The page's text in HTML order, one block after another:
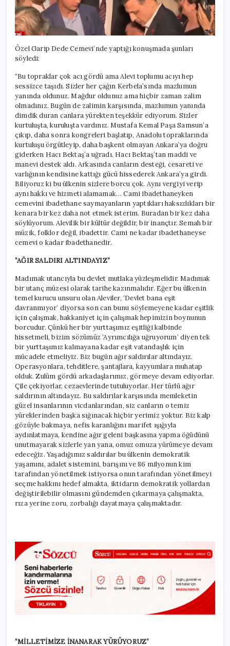
Özel Garip Dede Cemevi’nde yaptığı konuşmada şunları
söyledi:
“Bu topraklar çok acı gördü ama Alevi toplumu acıyı hep
sessizce taşıdı. Sizler her çağın Kerbela’sında mazlumun
yanında oldunuz. Mağdur oldunuz ama hiçbir zaman zalim
olmadınız. Bugün de zalimin karşısında, mazlumun yanında
dimdik duran canlara yürekten teşekkür ediyorum. Sizler
kurtuluşta, kuruluşta vardınız. Mustafa Kemal Paşa Samsun’a
çıkıp, daha sonra kongreleri başlatıp, Anadolu topraklarında
kurtuluşu örgütleyip, daha başkent olmayan Ankara’ya doğru
giderken Hacı Bektaş’a uğradı. Hacı Bektaş’tan maddi ve
manevi destek aldı. Arkasında canların desteği, cesareti ve
varlığının kendisine kattığı gücü hissederek Ankara’ya girdi.
Biliyoruz ki bu ülkenin sizlere borcu çok. Aynı vergiyi verip
aynı hakkı ve hizmeti alamamak… Cami ibadethaneyken
cemevini ibadethane saymayanların yaptıkları haksızlıkları bir
kenara bir kez daha not etmek isterim. Buradan bir kez daha
söylüyorum. Alevilik bir kültür değildir, bir inançtır. Semah bir
müzik, folklor değil, ibadettir. Cami ne kadar ibadethaneyse
cemevi o kadar ibadethanedir.
“AĞIR SALDIRI ALTINDAYIZ”
Madımak utancıyla bu devlet mutlaka yüzleşmelidir. Madımak
bir utanç müzesi olarak tarihe kazınmalıdır. Eğer bu ülkenin
temel kurucu unsuru olan Aleviler, ‘Devlet bana eşit
davranmıyor’ diyorsa son can bunu söylemeyene kadar eşitlik
için çalışmak, hakkaniyet için çalışmak hepimizin boynunun
borcudur. Çünkü her bir yurttaşımız eşitliği kalbinde
hissetmeli, bizim sözümüz ‘Ayrımcılığa uğruyorum’ diyen tek
bir yurttaşımız kalmayana kadar eşit vatandaşlık için
mücadele etmeliyiz. Biz bugün ağır saldırılar altındayız.
Operasyonlara, tehditlere, şantajlara, kayyumlara muhatap
olduk. Zulüm gördü arkadaşlarımız, görmeye devam ediyorlar.
Çile çekiyorlar, cezaevlerinde tutuluyorlar. Her türlü ağır
saldırının altındayız. Bu saldırılar karşısında memleketin
güzel insanlarının vicdanlarından, siz canların o temiz
yüreklerinden başka sığınacak hiçbir yerimiz yoktur. Biz kalp
gözüyle bakmaya, nefis karanlığını marifet ışığıyla
aydınlatmaya, kendine ağır geleni başkasına yapma öğüdünü
unutmayarak sizlerle yan yana, omuz omuza yürümeye devam
edeceğiz. Yaşadığımız saldırılar bu ülkenin demokratik
yaşamını, adalet sistemini, barışını ve 86 milyonun kim
tarafından yönetilmek istiyorsa onun tarafından yönetilmeyi
seçme hakkını hedef almakta, iktidarın demokratik yollardan
değiştirilebilir olmasını gündemden çıkarmaya çalışmakta,
rıza yerine zoru, zorbalığı dayatmaya çalışmaktadır.
“MİLLETİMİZE İNANARAK YÜRÜYORUZ”